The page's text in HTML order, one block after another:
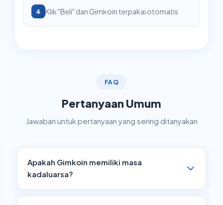
4 Klik "Beli" dan Gimkoin terpakai otomatis
FAQ
Pertanyaan Umum
Jawaban untuk pertanyaan yang sering ditanyakan
Apakah Gimkoin memiliki masa
kadaluarsa?
Gimkoin tidak memiliki masa kadaluarsa selama